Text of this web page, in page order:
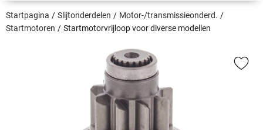
Startpagina Slijtonderdelen
Motor-/transmissieonderd.
Startmotoren
Startmotorvrijloop voor diverse modellen